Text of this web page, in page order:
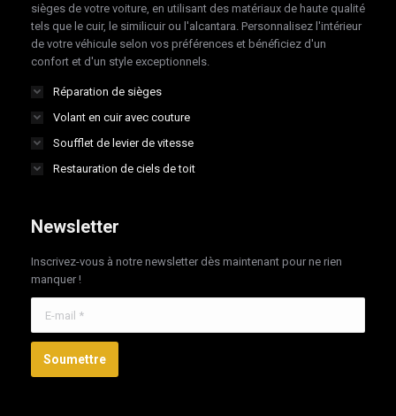
sièges de votre voiture, en utilisant des matériaux de haute qualité
tels que le cuir, le similicuir ou l'alcantara. Personnalisez l'intérieur
de votre véhicule selon vos préférences et bénéficiez d'un
confort et d'un style exceptionnels.
Réparation de sièges
Volant en cuir avec couture
Soufflet de levier de vitesse
Restauration de ciels de toit
Newsletter
Inscrivez-vous à notre newsletter dès maintenant pour ne rien
manquer !
Soumettre